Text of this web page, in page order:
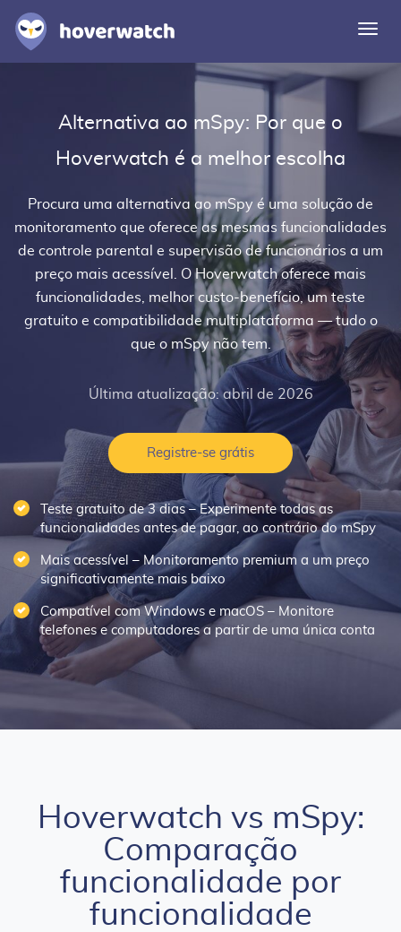
Funcionalidades
Soluções
Entrar
Registre-se grátis
Alternativa ao mSpy: Por que o
Hoverwatch é a melhor escolha
Procura uma alternativa ao mSpy é uma solução de
monitoramento que oferece as mesmas funcionalidades
de controle parental e supervisão de funcionários a um
preço mais acessível. O Hoverwatch oferece mais
funcionalidades, melhor custo-benefício, um teste
gratuito e compatibilidade multiplataforma — tudo o
que o mSpy não tem.
Última atualização: abril de 2026
Registre-se grátis
Teste gratuito de 3 dias – Experimente todas as
funcionalidades antes de pagar, ao contrário do mSpy
Mais acessível – Monitoramento premium a um preço
significativamente mais baixo
Compatível com Windows e macOS – Monitore
telefones e computadores a partir de uma única conta
Hoverwatch vs mSpy:
Comparação
funcionalidade por
funcionalidade